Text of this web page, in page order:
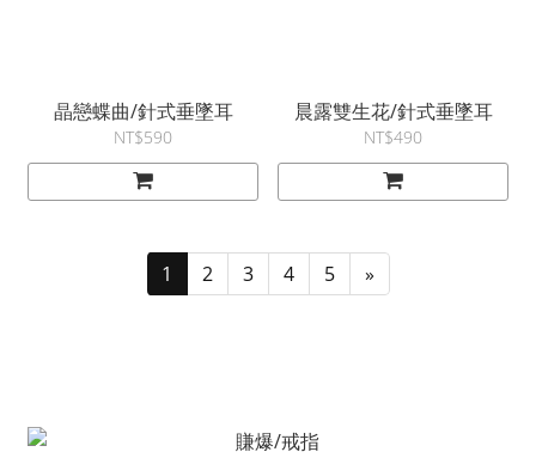
晶戀蝶曲/針式垂墜耳
NT$590
晨露雙生花/針式垂墜耳
NT$490
1 2 3 4 5 »